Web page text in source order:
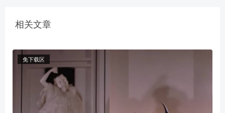
相关文章
免下载区